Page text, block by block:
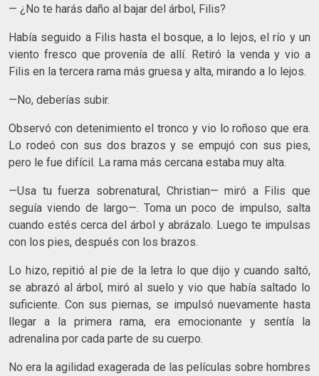
— ¿No te harás daño al bajar del árbol, Filis?
Había seguido a Filis hasta el bosque, a lo lejos, el río y un
viento fresco que provenía de allí. Retiró la venda y vio a
Filis en la tercera rama más gruesa y alta, mirando a lo lejos.
—No, deberías subir.
Observó con detenimiento el tronco y vio lo roñoso que era.
Lo rodeó con sus dos brazos y se empujó con sus pies,
pero le fue difícil. La rama más cercana estaba muy alta.
—Usa tu fuerza sobrenatural, Christian— miró a Filis que
seguía viendo de largo—. Toma un poco de impulso, salta
cuando estés cerca del árbol y abrázalo. Luego te impulsas
con los pies, después con los brazos.
Lo hizo, repitió al pie de la letra lo que dijo y cuando saltó,
se abrazó al árbol, miró al suelo y vio que había saltado lo
suficiente. Con sus piernas, se impulsó nuevamente hasta
llegar a la primera rama, era emocionante y sentía la
adrenalina por cada parte de su cuerpo.
No era la agilidad exagerada de las películas sobre hombres